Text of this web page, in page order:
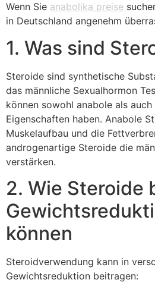
Wenn Sie anabolika preise
in Deutschland angenehm
1. Was sind
Steroide sind synthetische
das männliche Sexualhormon
können sowohl anabole als
Eigenschaften haben. Anabole
Muskelaufbau und die
androgenartige Steroide die
verstärken.
2. Wie Steroide
können
Steroidverwendung kann in
Gewichtsreduktion beitragen: